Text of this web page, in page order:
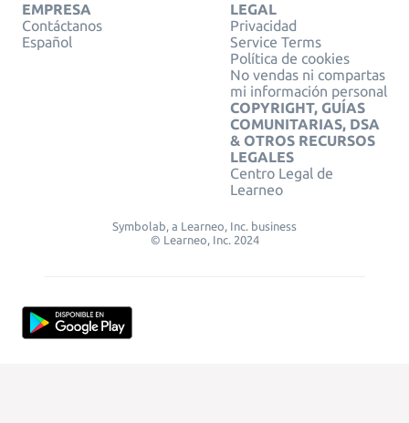
EMPRESA
Contáctanos
Español
LEGAL
Privacidad
Service Terms
Política de cookies
No vendas ni compartas
mi información personal
COPYRIGHT, GUÍAS
COMUNITARIAS, DSA
& OTROS RECURSOS
LEGALES
Centro Legal de
Learneo
Symbolab, a Learneo, Inc. business
© Learneo, Inc. 2024